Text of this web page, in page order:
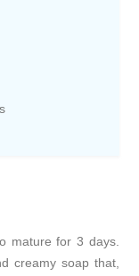
mature for 3 days.
creamy soap that,